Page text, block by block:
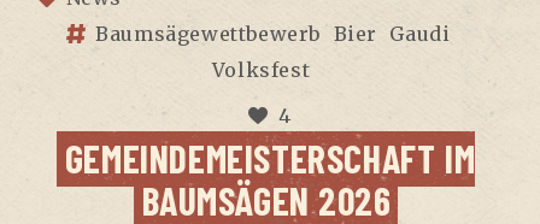
Baumsägewettbewerb Bier
Gaudi
Volksfest
4
GEMEIN­DE­MEIS­TER­SCHAFT IM
BAUM­SÄ­GEN 2026